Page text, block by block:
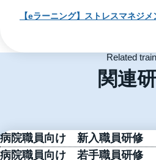
【eラーニング】ストレスマネジ
関連
Related
病院職員向け 新入職員研修
病院職員向け 若手職員研修